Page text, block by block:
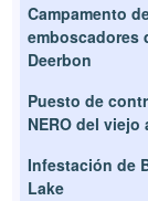
Campamento
emboscadores
Deerbon
Puesto de
NERO del viejo
Infestación de
Lake